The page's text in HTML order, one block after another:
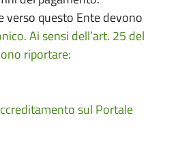
verso questo Ente devono
Ai sensi dell’art. 25 del
riportare:
sul Portale